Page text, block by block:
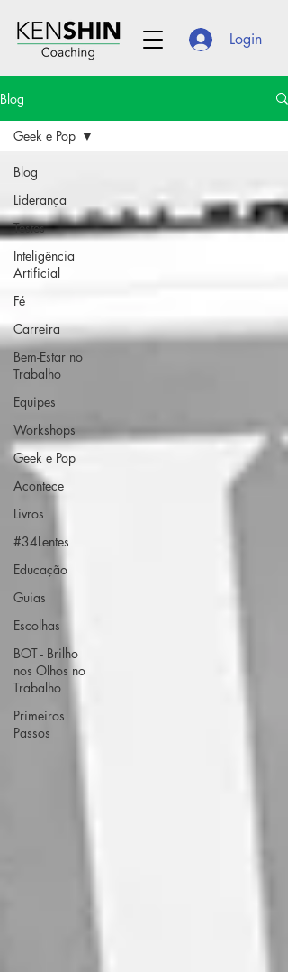
Login
Blog
Blog
Liderança
Testes
Inteligência
Artificial
Fé
Carreira
Bem-Estar no
Trabalho
Equipes
Workshops
Geek e Pop
Acontece
Livros
#34Lentes
Educação
Guias
Escolhas
BOT - Brilho
nos Olhos no
Trabalho
Primeiros
Passos
Geek e Pop